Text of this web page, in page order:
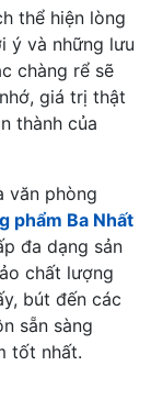
thể hiện lòng
ý và những lưu
chàng rể sẽ
giá trị thật
thành của
văn phòng
phẩm Ba Nhất
đa dạng sản
chất lượng
bút đến các
sẵn sàng
tốt nhất.